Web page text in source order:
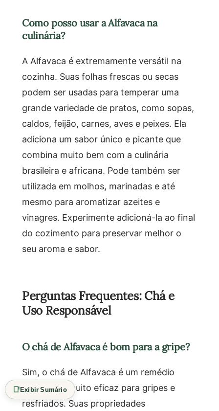
Como posso usar a Alfavaca na
culinária?
A Alfavaca é extremamente versátil na
cozinha. Suas folhas frescas ou secas
podem ser usadas para temperar uma
grande variedade de pratos, como sopas,
caldos, feijão, carnes, aves e peixes. Ela
adiciona um sabor único e picante que
combina muito bem com a culinária
brasileira e africana. Pode também ser
utilizada em molhos, marinadas e até
mesmo para aromatizar azeites e
vinagres. Experimente adicioná-la ao final
do cozimento para preservar melhor o
seu aroma e sabor.
Perguntas Frequentes: Chá e
Uso Responsável
O chá de Alfavaca é bom para a gripe?
Sim, o chá de Alfavaca é um remédio
tradicional muito eficaz para gripes e
resfriados. Suas propriedades
📑Exibir Sumário